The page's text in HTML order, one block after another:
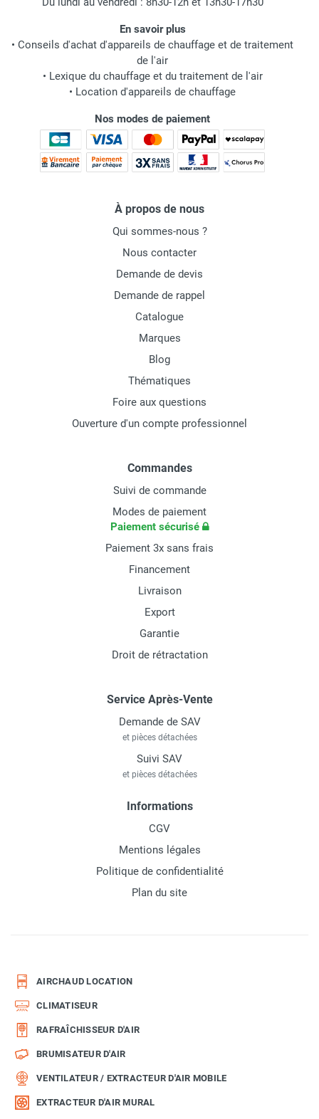
En savoir plus
• Conseils d'achat d'appareils de chauffage et de traitement
de l'air
• Lexique du chauffage et du traitement de l'air
• Location d'appareils de chauffage
Nos modes de paiement
À propos de nous
Qui sommes-nous ?
Nous contacter
Demande de devis
Demande de rappel
Catalogue
Marques
Blog
Thématiques
Foire aux questions
Ouverture d'un compte professionnel
Commandes
Suivi de commande
Modes de paiement
Paiement sécurisé
Paiement 3x sans frais
Financement
Livraison
Export
Garantie
Droit de rétractation
Service Après-Vente
Demande de SAV
et pièces détachées
Suivi SAV
et pièces détachées
Informations
CGV
Mentions légales
Politique de confidentialité
Plan du site
AIRCHAUD LOCATION
CLIMATISEUR
RAFRAÎCHISSEUR D'AIR
BRUMISATEUR D'AIR
VENTILATEUR / EXTRACTEUR D'AIR MOBILE
EXTRACTEUR D'AIR MURAL